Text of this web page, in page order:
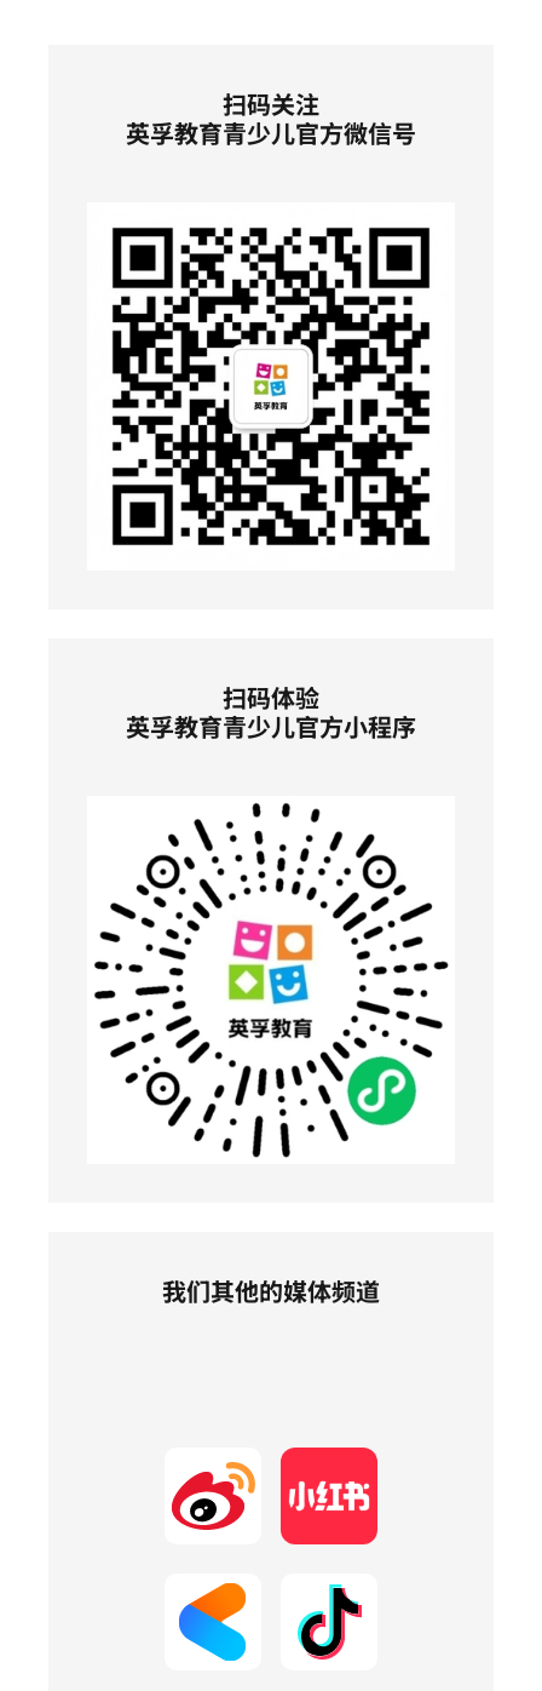
扫码关注
英孚教育青少儿官方微信号
扫码体验
英孚教育青少儿官方小程序
我们其他的媒体频道